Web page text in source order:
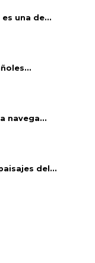
una de...
navega...
del...